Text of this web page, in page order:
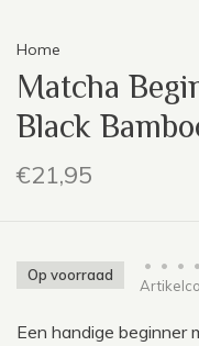
Home
Matcha
Black
€21,95
Op voorraad
• • • •
Een handige beginner